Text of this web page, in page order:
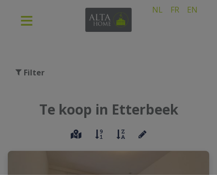
NL FR EN
Filter
Te koop in Etterbeek